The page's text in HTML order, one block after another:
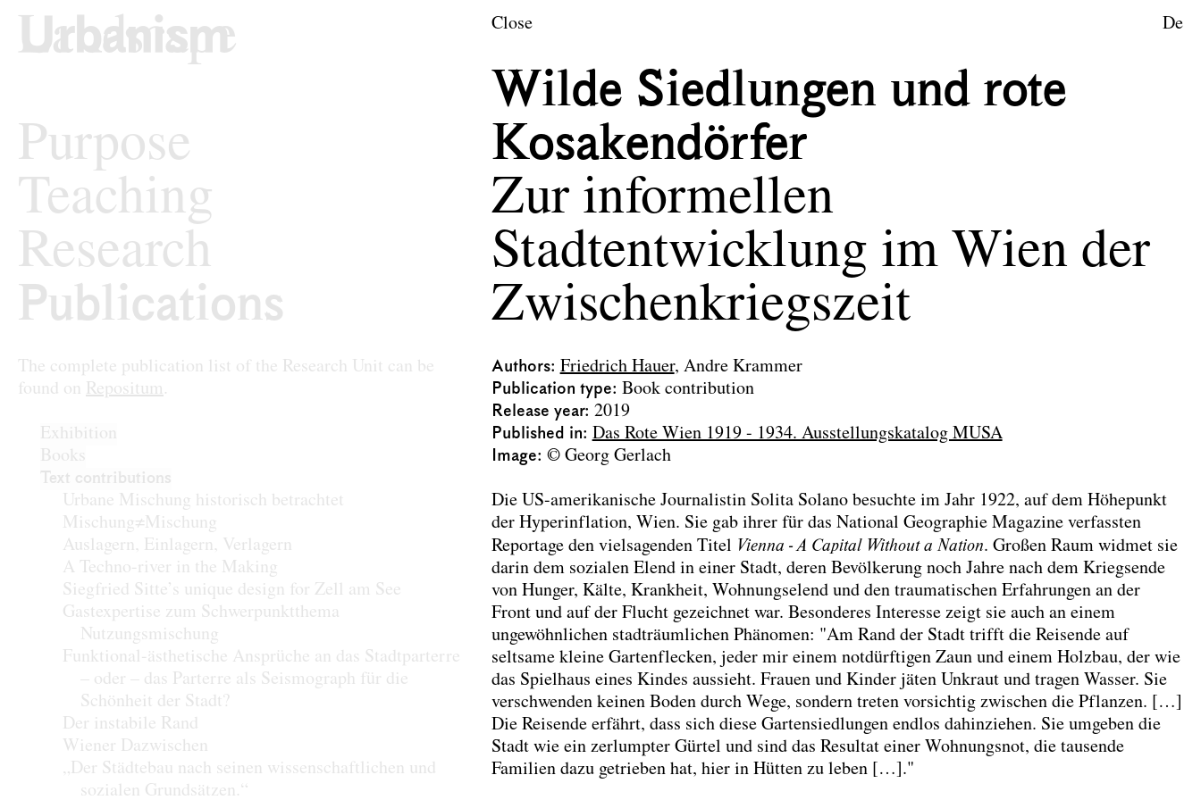
Purpose
Teaching
Research
Publications
Close De
Wilde Siedlungen und rote
Kosakendörfer
Zur informellen
Stadtentwicklung im Wien der
Zwischenkriegszeit
Authors Friedrich Hauer Andre Krammer
Publication type Book contribution
Release year 2019
Published in Das Rote Wien 1919 - 1934. Ausstellungskatalog MUSA
Image © Georg Gerlach
Die US-amerikanische Journalistin Solita Solano besuchte im Jahr 1922, auf dem Höhepunkt
der Hyperinflation, Wien. Sie gab ihrer für das National Geographie Magazine verfassten
Reportage den vielsagenden Titel Vienna - A Capital Without a Nation. Großen Raum widmet sie
darin dem sozialen Elend in einer Stadt, deren Bevölkerung noch Jahre nach dem Kriegsende
von Hunger, Kälte, Krankheit, Wohnungselend und den traumatischen Erfahrungen an der
Front und auf der Flucht gezeichnet war. Besonderes Interesse zeigt sie auch an einem
ungewöhnlichen stadträumlichen Phänomen: "Am Rand der Stadt trifft die Reisende auf
seltsame kleine Gartenflecken, jeder mir einem notdürftigen Zaun und einem Holzbau, der wie
das Spielhaus eines Kindes aussieht. Frauen und Kinder jäten Unkraut und tragen Wasser. Sie
verschwenden keinen Boden durch Wege, sondern treten vorsichtig zwischen die Pflanzen. […]
Die Reisende erfährt, dass sich diese Gartensiedlungen endlos dahinziehen. Sie umgeben die
Stadt wie ein zerlumpter Gürtel und sind das Resultat einer Wohnungsnot, die tausende
Familien dazu getrieben hat, hier in Hütten zu leben […]."
Publications
The complete publication list of the Research Unit can be
found on Repositum.
Exhibition
Books
Text contributions
Urbane Mischung historisch betrachtet
Mischung≠Mischung
Auslagern, Einlagern, Verlagern
A Techno-river in the Making
Siegfried Sitte’s unique design for Zell am See
Gastexpertise zum Schwerpunktthema
Nutzungsmischung
Funktional-ästhetische Ansprüche an das Stadtparterre
– oder – das Parterre als Seismograph für die
Schönheit der Stadt?
Der instabile Rand
Wiener Dazwischen
„Der Städtebau nach seinen wissenschaftlichen und
sozialen Grundsätzen.“